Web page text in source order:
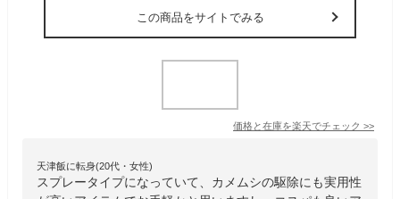
この商品をサイトでみる
価格と在庫を楽天でチェック >>
天津飯に転身(20代・女性)
スプレータイプになっていて、カメムシの駆除にも実用性